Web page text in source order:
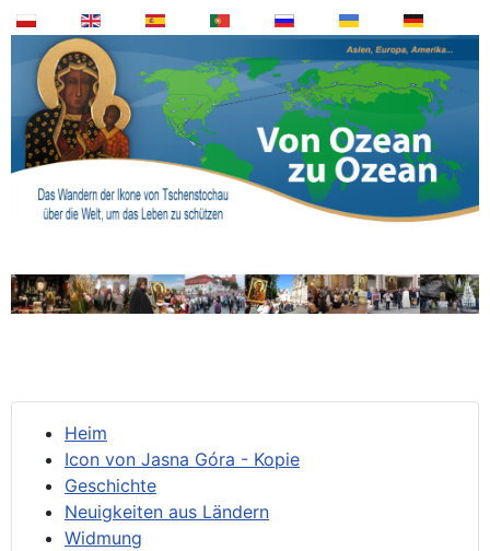
Heim
Icon von Jasna Góra - Kopie
Geschichte
Neuigkeiten aus Ländern
Widmung